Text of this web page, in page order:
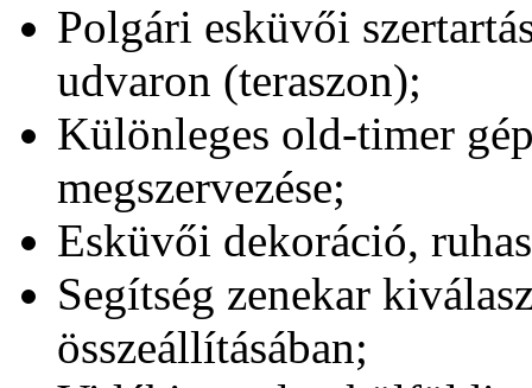
Polgári esküvői
udvaron (teraszon);
Különleges old-timer
megszervezése;
Esküvői dekoráció,
Segítség zenekar
összeállításában;